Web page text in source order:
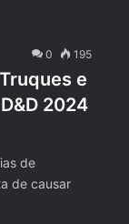
0 195
e
2024
de
de causar